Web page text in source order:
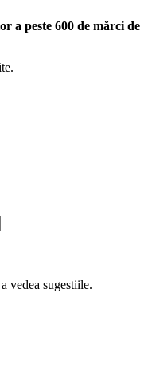
a peste 600 de mărci de
vedea sugestiile.